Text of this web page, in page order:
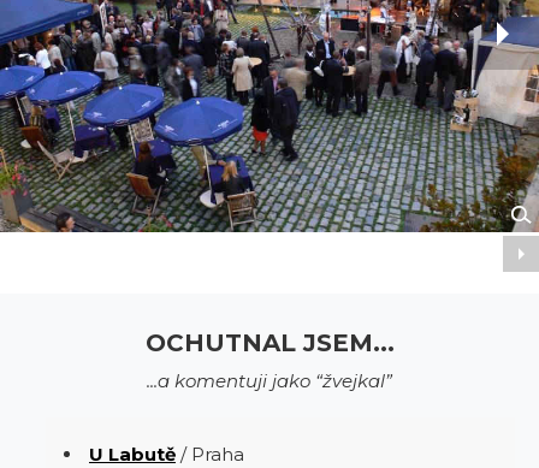
OCHUTNAL JSEM...
...a komentuji jako “žvejkal”
U Labutě / Praha